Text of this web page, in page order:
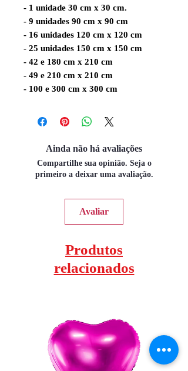
- 1 unidade 30 cm x 30 cm.
- 9 unidades 90 cm x 90 cm
- 16 unidades 120 cm x 120 cm
- 25 unidades 150 cm x 150 cm
- 42 e 180 cm x 210 cm
- 49 e 210 cm x 210 cm
- 100 e 300 cm x 300 cm
Ainda não há avaliações
Compartilhe sua opinião. Seja o
primeiro a deixar uma avaliação.
Avaliar
Produtos
relacionados